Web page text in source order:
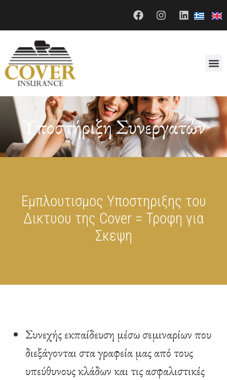
Υποστήριξη Συνεργατών
Εμπλουτισμoς Υποστηριξης του
Δικτυου της Cover = Τροφη για
Σκεψη
Συνεχής εκπαίδευση μέσω σεμιναρίων που
διεξάγονται στα γραφεία μας από τους
υπεύθυνους κλάδων και τις ασφαλιστικές